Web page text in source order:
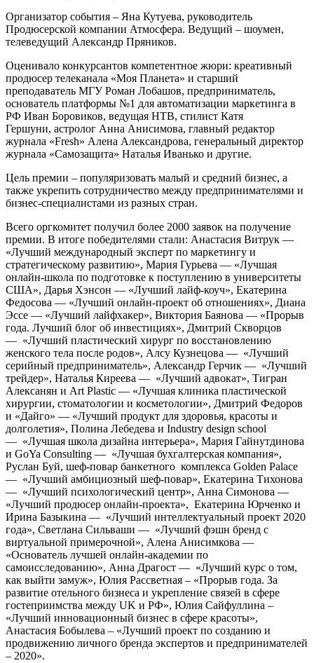
Организатор события – Яна Кутуева, руководитель
Продюсерской компании Атмосфера. Ведущий – шоумен,
телеведущий Александр Пряников.
Оценивало конкурсантов компетентное жюри: креативный
продюсер телеканала «Моя Планета» и старший
преподаватель МГУ Роман Лобашов, предприниматель,
основатель платформы №1 для автоматизации маркетинга в
РФ Иван Боровиков, ведущая НТВ, стилист Катя
Гершуни, астролог Анна Анисимова, главный редактор
журнала «Fresh» Алена Александрова, генеральный директор
журнала «Самозащита» Наталья Иванько и другие.
Цель премии – популяризовать малый и средний бизнес, а
также укрепить сотрудничество между предпринимателями и
бизнес-специалистами из разных стран.
Всего оргкомитет получил более 2000 заявок на получение
премии. В итоге победителями стали: Анастасия Витрук —
«Лучший международный эксперт по маркетингу и
стратегическому развитию», Мария Гурьева — «Лучшая
онлайн-школа по подготовке к поступлению в университеты
США», Дарья Хэнсон — «Лучший лайф-коуч», Екатерина
Федосова — «Лучший онлайн-проект об отношениях», Диана
Эссе — «Лучший лайфхакер», Виктория Баянова — «Прорыв
года. Лучший блог об инвестициях», Дмитрий Скворцов
— «Лучший пластический хирург по восстановлению
женского тела после родов», Алсу Кузнецова — «Лучший
серийный предприниматель», Александр Герчик — «Лучший
трейдер», Наталья Киреева — «Лучший адвокат», Тигран
Алексанян и Art Plastic — «Лучшая клиника пластической
хирургии, стоматологии и косметологии», Дмитрий Федоров
и «Дайго» — «Лучший продукт для здоровья, красоты и
долголетия», Полина Лебедева и Industry design school
— «Лучшая школа дизайна интерьера», Мария Гайнутдинова
и GoYa Consulting — «Лучшая бухгалтерская компания»,
Руслан Буй, шеф-повар банкетного комплекса Golden Palace
— «Лучший амбициозный шеф-повар», Екатерина Тихонова
— «Лучший психологический центр», Анна Симонова —
«Лучший продюсер онлайн-проекта», Екатерина Юрченко и
Ирина Базыкина — «Лучший интеллектуальный проект 2020
года», Светлана Сильваши — «Лучший фэшн бренд с
виртуальной примерочной», Алена Анисимкова —
«Основатель лучшей онлайн-академии по
самоисследованию», Анна Драгост — «Лучший курс о том,
как выйти замуж», Юлия Рассветная – «Прорыв года. За
развитие отельного бизнеса и укрепление связей в сфере
гостеприимства между UK и РФ», Юлия Сайфуллина –
«Лучший инновационный бизнес в сфере красоты»,
Анастасия Бобылева – «Лучший проект по созданию и
продвижению личного бренда экспертов и предпринимателей
– 2020».